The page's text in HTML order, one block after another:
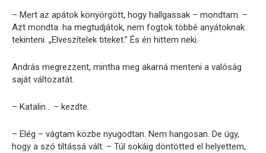
– Mert az apátok könyörgött, hogy hallgassak – mondtam. –
Azt mondta: ha megtudjátok, nem fogtok többé anyátoknak
tekinteni. „Elveszítelek titeket.” És én hittem neki.
András megrezzent, mintha meg akarná menteni a valóság
saját változatát.
– Katalin… – kezdte.
– Elég – vágtam közbe nyugodtan. Nem hangosan. De úgy,
hogy a szó tiltássá vált. – Túl sokáig döntötted el helyettem,